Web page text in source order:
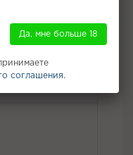
Да, мне больше 18
соглашения.